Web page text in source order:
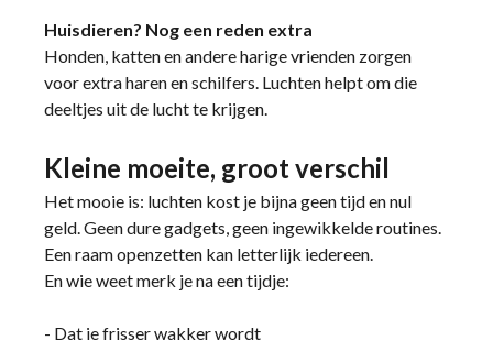
Huisdieren? Nog een reden extra
Honden, katten en andere harige vrienden zorgen
voor extra haren en schilfers. Luchten helpt om die
deeltjes uit de lucht te krijgen.
Kleine moeite, groot verschil
Het mooie is: luchten kost je bijna geen tijd en nul
geld. Geen dure gadgets, geen ingewikkelde routines.
Een raam openzetten kan letterlijk iedereen.
En wie weet merk je na een tijdje:
- Dat je frisser wakker wordt